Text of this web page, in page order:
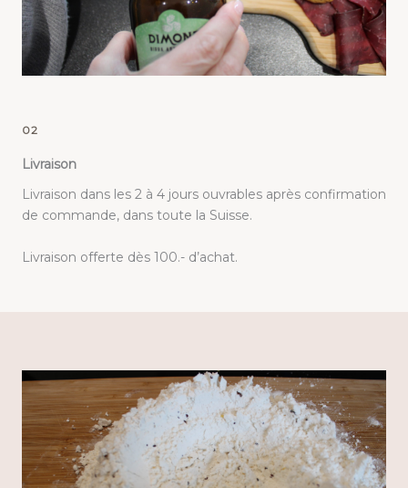
02
Livraison
Livraison dans les 2 à 4 jours ouvrables après confirmation
de commande, dans toute la Suisse.
Livraison offerte dès 100.- d’achat.